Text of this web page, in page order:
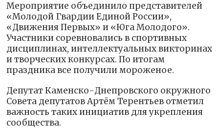
Мероприятие объединило представителей
«Молодой Гвардии Единой России»,
«Движения Первых» и «Юга Молодого».
Участники соревновались в спортивных
дисциплинах, интеллектуальных викторинах
и творческих конкурсах. По итогам
праздника все получили мороженое.
Депутат Каменско-Днепровского окружного
Совета депутатов Артём Терентьев отметил
важность таких инициатив для укрепления
сообщества.